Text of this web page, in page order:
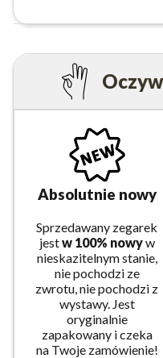
Absolutnie nowy
Sprzedawany zegarek
jestw 100% nowyw
nieskazitelnym stanie,
nie pochodzi ze
zwrotu, nie pochodzi z
wystawy. Jest
oryginalnie
zapakowany i czeka
na Twoje zamówienie!